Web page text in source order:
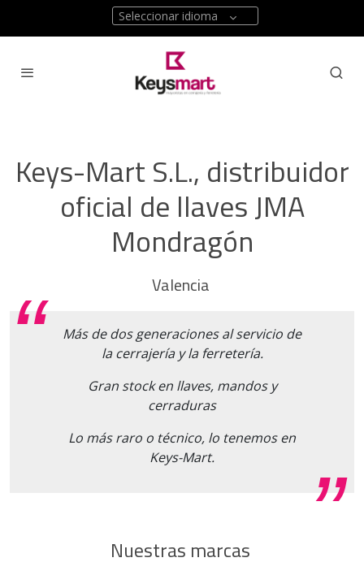
Seleccionar idioma
Keys-Mart S.L., distribuidor
oficial de llaves JMA
Mondragón
Valencia
Más de dos generaciones al servicio de
la cerrajería y la ferretería.
Gran stock en llaves, mandos y
cerraduras
Lo más raro o técnico, lo tenemos en
Keys-Mart.
Nuestras marcas